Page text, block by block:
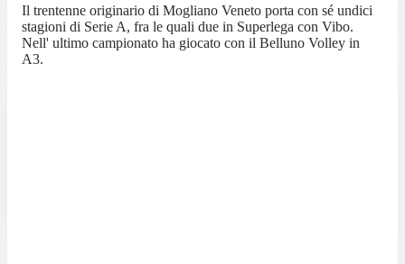
Il trentenne originario di Mogliano Veneto porta con sé undici
stagioni di Serie A, fra le quali due in Superlega con Vibo.
Nell' ultimo campionato ha giocato con il Belluno Volley in
A3.